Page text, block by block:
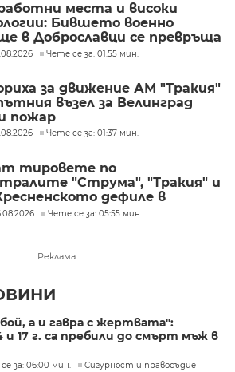
места и високи
Бившето военно
в Доброславци се превръща
космически център
Чете се за: 01:55 мин.
за движение АМ "Тракия"
възел за Велинград
пожар
Чете се за: 01:37 мин.
тировете по
"Струма", "Тракия" и
дефиле в
часове в петък и неделя
Чете се за: 05:55 мин.
Реклама
а и гавра с жертвата":
17 г. са пребили до смърт мъж в
за: 06:00 мин. Сигурност и правосъдие